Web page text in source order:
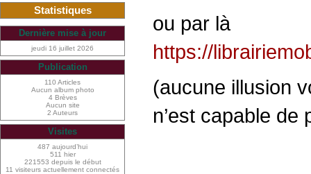
ou par là
https://
(aucune illusion
n’est capable de
Statistiques
Dernière mise à jour
jeudi 16 juillet 2026
Publication
110 Articles
Aucun album photo
4 Brèves
Aucun site
2 Auteurs
Visites
487 aujourd’hui
511 hier
221553 depuis le début
11 visiteurs actuellement connectés